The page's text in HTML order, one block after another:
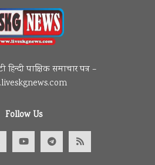
पाक्षिक समाचार पत्र –
Follow Us